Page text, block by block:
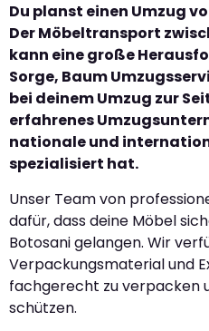
Du planst einen Umzug
Der Möbeltransport
kann eine große
Sorge, Baum
bei deinem Umzug zur
erfahrenes
nationale und
spezialisiert hat.
Unser Team von
dafür, dass deine Möbel
Botosani gelangen. Wir
Verpackungsmaterial und
fachgerecht zu verpacken
schützen.